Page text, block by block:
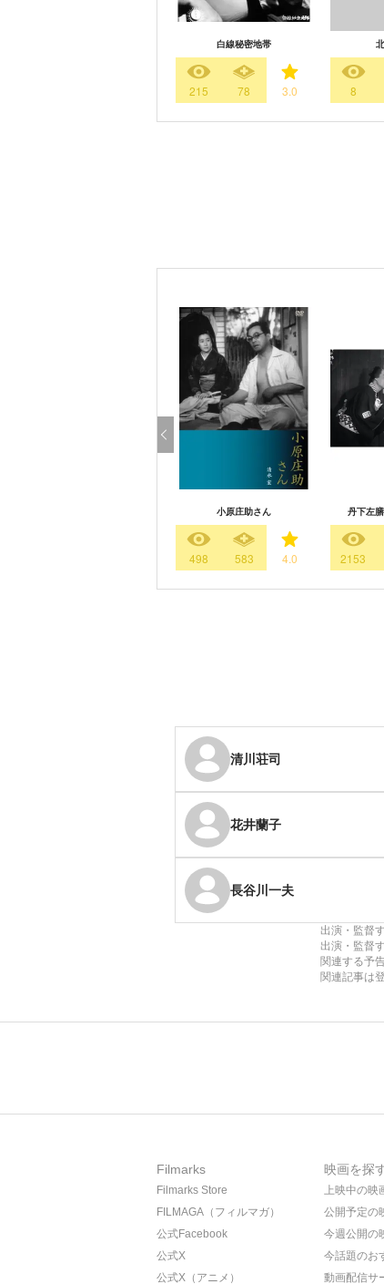
白線秘密地帯
215 78 3.0 8
小原庄助さん
498 583 4.0
丹下左
2153
清川荘司
花井蘭子
長谷川一夫
出演・監督
出演・監督
関連する予
関連記事は
Filmarks
Filmarks Store
FILMAGA（フィルマガ）
公式Facebook
公式X
公式X（アニメ）
映画を探
上映中の映
公開予定の
今週公開の
今話題のお
動画配信サ